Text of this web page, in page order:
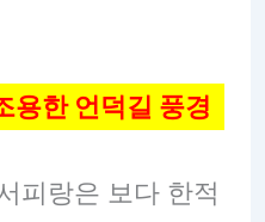
용한 언덕길 풍경
피랑은 보다 한적